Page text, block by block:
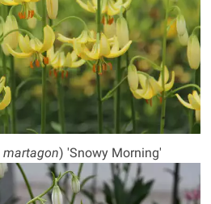
) 'Snowy Morning'